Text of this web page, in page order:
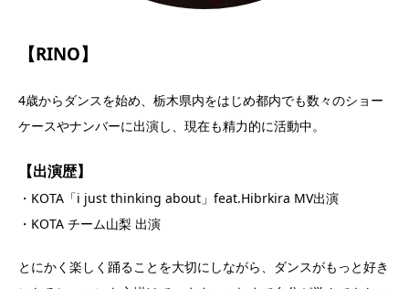
【RINO】
4歳からダンスを始め、栃木県内をはじめ都内でも数々のショー
ケースやナンバーに出演し、現在も精力的に活動中。
【出演歴】
・KOTA「i just thinking about」feat.Hibrkira MV出演
・KOTA チーム山梨 出演
とにかく楽しく踊ることを大切にしながら、ダンスがもっと好き